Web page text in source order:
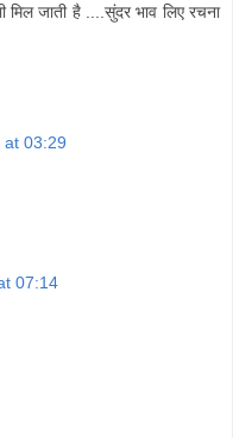
जाती है ....सुंदर भाव लिए रचना
at 03:29
07:14